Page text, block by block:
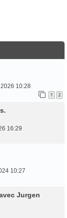
10:28
1 2
16:29
10:27
Jurgen